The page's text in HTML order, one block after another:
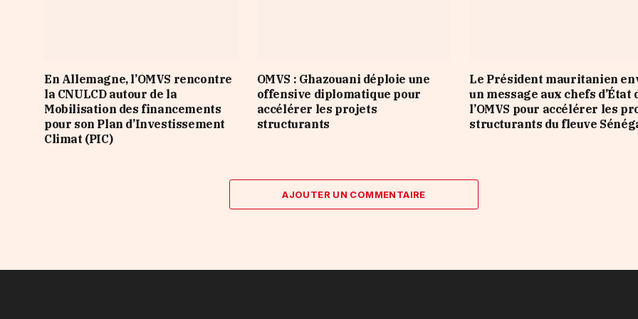
En Allemagne, l’OMVS rencontre
la CNULCD autour de la
Mobilisation des financements
pour son Plan d’Investissement
Climat (PIC)
OMVS : Ghazouani déploie une
offensive diplomatique pour
accélérer les projets
structurants
Le Président mauritanien
un message aux chefs d’État
l’OMVS pour accélérer les
structurants du fleuve
AJOUTER UN COMMENTAIRE